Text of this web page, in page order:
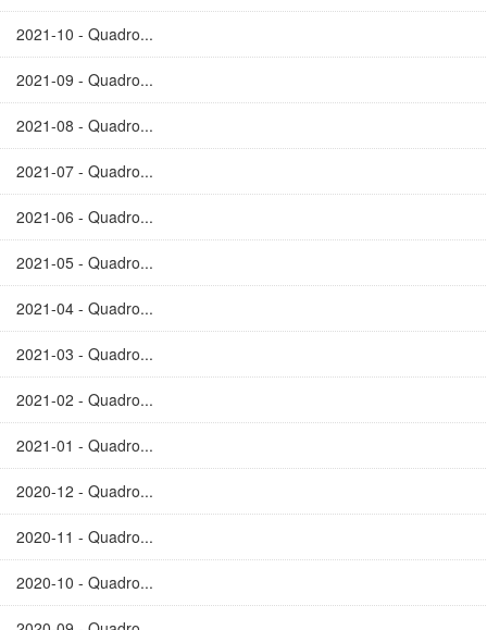
2021-10 - Quadro...
2021-09 - Quadro...
2021-08 - Quadro...
2021-07 - Quadro...
2021-06 - Quadro...
2021-05 - Quadro...
2021-04 - Quadro...
2021-03 - Quadro...
2021-02 - Quadro...
2021-01 - Quadro...
2020-12 - Quadro...
2020-11 - Quadro...
2020-10 - Quadro...